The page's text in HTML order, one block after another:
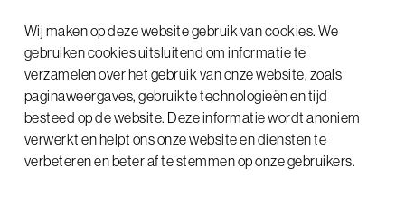
Wij maken op deze website gebruik van cookies. We
gebruiken cookies uitsluitend om informatie te
verzamelen over het gebruik van onze website, zoals
paginaweergaves, gebruikte technologieën en tijd
besteed op de website. Deze informatie wordt anoniem
verwerkt en helpt ons onze website en diensten te
verbeteren en beter af te stemmen op onze gebruikers.